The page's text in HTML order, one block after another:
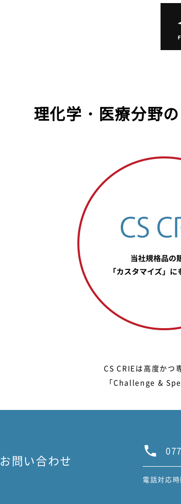
理化学・医療分野の
CS CRIEは高度かつ
「Challenge &
お問い合わせ
電話対応